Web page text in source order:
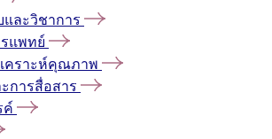
ละวิชาการ
แพทย์
คราะห์คุณภาพ
การสื่อสาร
ค์